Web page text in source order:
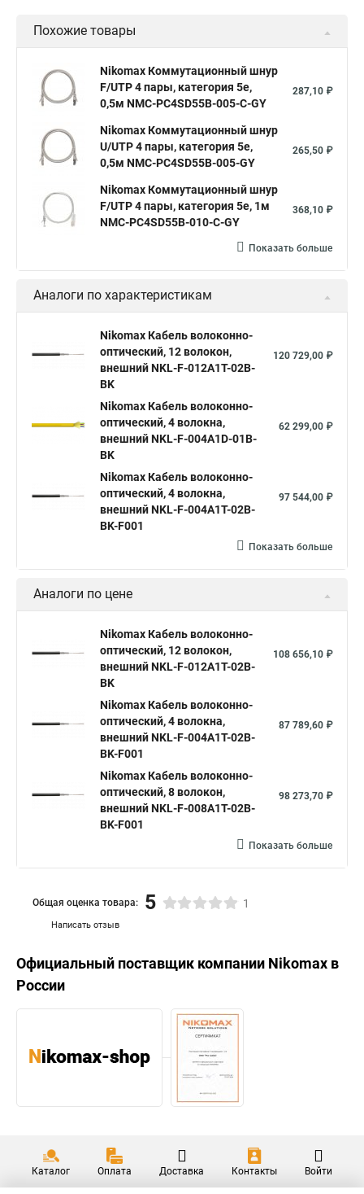
Похожие товары
Nikomax Коммутационный шнур
F/UTP 4 пары, категория 5е,
0,5м NMC-PC4SD55B-005-C-GY
287,10 ₽
Nikomax Коммутационный шнур
U/UTP 4 пары, категория 5е,
0,5м NMC-PC4SD55B-005-GY
265,50 ₽
Nikomax Коммутационный шнур
F/UTP 4 пары, категория 5е, 1м
NMC-PC4SD55B-010-C-GY
368,10 ₽
Показать больше
Аналоги по характеристикам
Nikomax Кабель волоконно-
оптический, 12 волокон,
внешний NKL-F-012A1T-02B-
BK
120 729,00 ₽
Nikomax Кабель волоконно-
оптический, 4 волокна,
внешний NKL-F-004A1D-01B-
BK
62 299,00 ₽
Nikomax Кабель волоконно-
оптический, 4 волокна,
внешний NKL-F-004A1T-02B-
BK-F001
97 544,00 ₽
Показать больше
Аналоги по цене
Nikomax Кабель волоконно-
оптический, 12 волокон,
внешний NKL-F-012A1T-02B-
BK
108 656,10 ₽
Nikomax Кабель волоконно-
оптический, 4 волокна,
внешний NKL-F-004A1T-02B-
BK-F001
87 789,60 ₽
Nikomax Кабель волоконно-
оптический, 8 волокон,
внешний NKL-F-008A1T-02B-
BK-F001
98 273,70 ₽
Показать больше
Написать отзыв
Общая оценка товара: 5 1
Официальный поставщик компании Nikomax в
России
Каталог Оплата Доставка Контакты Войти